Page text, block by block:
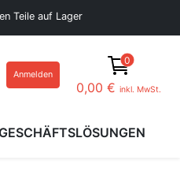
Teile auf Lager
Anmelden
0
0,00 € inkl. MwSt.
GESCHÄFTSLÖSUNGEN